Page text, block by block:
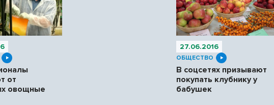
от
овощные
27.06.2016
ОБЩЕСТВО
В соцсетях призывают
покупать клубнику у
бабушек